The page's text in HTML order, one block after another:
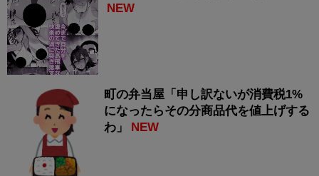
NEW
町の弁当屋「申し訳ないが消費税1%
になったらその分商品代を値上げする
わ」
NEW